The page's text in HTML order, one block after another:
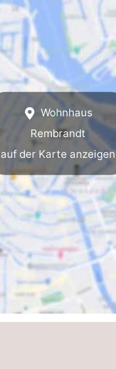
Wohnhaus
Rembrandt
auf der Karte anzeigen